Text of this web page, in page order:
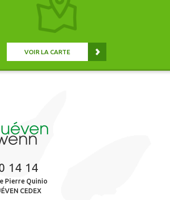
VOIR LA CARTE
14 14
Pierre Quinio
CEDEX